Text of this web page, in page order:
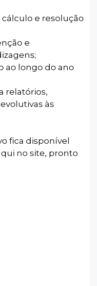
e resolução
e
ao longo do ano
relatórios,
às
fica disponível
no site, pronto